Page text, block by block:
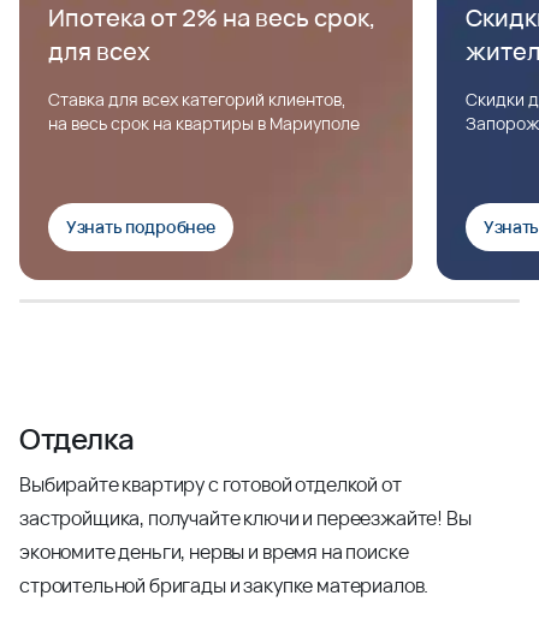
Ипотека от 2% на весь срок,
для всех
Ставка для всех категорий клиентов,
на весь срок на квартиры в Мариуполе
Узнать подробнее
Скидки
Отделка
Выбирайте квартиру с готовой отделкой от
застройщика, получайте ключи и переезжайте! Вы
экономите деньги, нервы и время на поиске
строительной бригады и закупке материалов.